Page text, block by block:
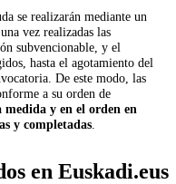
se realizarán mediante un
vez realizadas las
subvencionable, y el
hasta el agotamiento del
De este modo, las
a su orden de
medida y en el orden en
y completadas
en Euskadi.eus